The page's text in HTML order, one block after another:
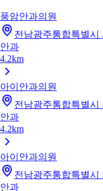
풍암안과의원
전남광주통합특별시
안과
4.2km
아이안과의원
전남광주통합특별시
안과
4.2km
아이안과의원
전남광주통합특별시
안과